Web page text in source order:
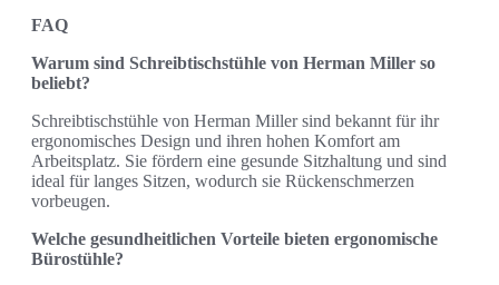
FAQ
Warum sind Schreibtischstühle von Herman Miller so
beliebt?
Schreibtischstühle von Herman Miller sind bekannt für ihr
ergonomisches Design und ihren hohen Komfort am
Arbeitsplatz. Sie fördern eine gesunde Sitzhaltung und sind
ideal für langes Sitzen, wodurch sie Rückenschmerzen
vorbeugen.
Welche gesundheitlichen Vorteile bieten ergonomische
Bürostühle?